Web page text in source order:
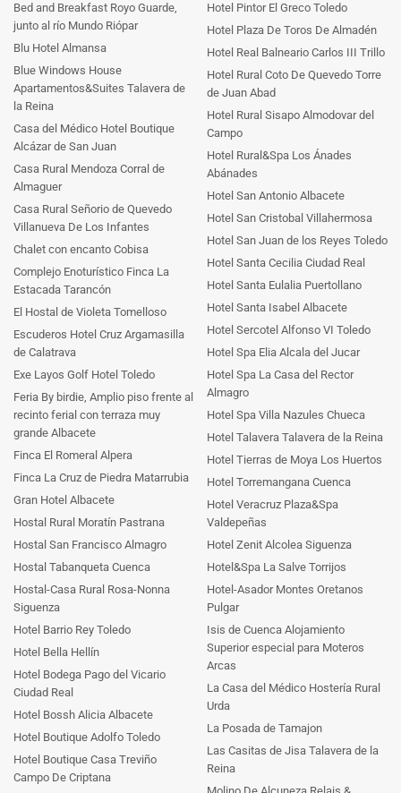
Bed and Breakfast Royo Guarde,
junto al río Mundo Riópar
Blu Hotel Almansa
Blue Windows House
Apartamentos&Suites Talavera de
la Reina
Casa del Médico Hotel Boutique
Alcázar de San Juan
Casa Rural Mendoza Corral de
Almaguer
Casa Rural Señorio de Quevedo
Villanueva De Los Infantes
Chalet con encanto Cobisa
Complejo Enoturístico Finca La
Estacada Tarancón
El Hostal de Violeta Tomelloso
Escuderos Hotel Cruz Argamasilla
de Calatrava
Exe Layos Golf Hotel Toledo
Feria By birdie, Amplio piso frente al
recinto ferial con terraza muy
grande Albacete
Finca El Romeral Alpera
Finca La Cruz de Piedra Matarrubia
Gran Hotel Albacete
Hostal Rural Moratín Pastrana
Hostal San Francisco Almagro
Hostal Tabanqueta Cuenca
Hostal-Casa Rural Rosa-Nonna
Siguenza
Hotel Barrio Rey Toledo
Hotel Bella Hellín
Hotel Bodega Pago del Vicario
Ciudad Real
Hotel Bossh Alicia Albacete
Hotel Boutique Adolfo Toledo
Hotel Boutique Casa Treviño
Campo De Criptana
Hotel Pintor El Greco Toledo
Hotel Plaza De Toros De Almadén
Hotel Real Balneario Carlos III Trillo
Hotel Rural Coto De Quevedo Torre
de Juan Abad
Hotel Rural Sisapo Almodovar del
Campo
Hotel Rural&Spa Los Ánades
Abánades
Hotel San Antonio Albacete
Hotel San Cristobal Villahermosa
Hotel San Juan de los Reyes Toledo
Hotel Santa Cecilia Ciudad Real
Hotel Santa Eulalia Puertollano
Hotel Santa Isabel Albacete
Hotel Sercotel Alfonso VI Toledo
Hotel Spa Elia Alcala del Jucar
Hotel Spa La Casa del Rector
Almagro
Hotel Spa Villa Nazules Chueca
Hotel Talavera Talavera de la Reina
Hotel Tierras de Moya Los Huertos
Hotel Torremangana Cuenca
Hotel Veracruz Plaza&Spa
Valdepeñas
Hotel Zenit Alcolea Siguenza
Hotel&Spa La Salve Torrijos
Hotel-Asador Montes Oretanos
Pulgar
Isis de Cuenca Alojamiento
Superior especial para Moteros
Arcas
La Casa del Médico Hostería Rural
Urda
La Posada de Tamajon
Las Casitas de Jisa Talavera de la
Reina